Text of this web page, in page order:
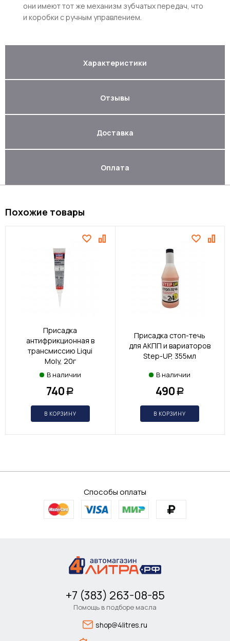
они имеют тот же механизм зубчатых передач, что
и коробки с ручным управлением.
Характеристики
Отзывы
Доставка
Оплата
Похожие товары
Присадка
антифрикционная в
трансмиссию Liqui
Moly, 20г
В наличии
740 Р
В КОРЗИНУ
Присадка стоп-течь
для АКПП и вариаторов
Step-UP, 355мл
В наличии
490 Р
В КОРЗИНУ
Способы оплаты
+7 (383) 263-08-85
Помощь в подборе масла
shop@4litres.ru